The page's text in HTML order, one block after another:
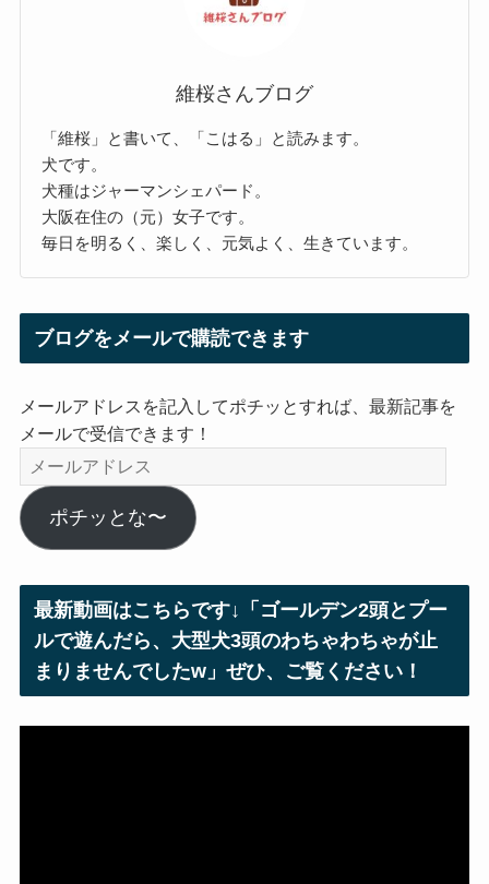
維桜さんブログ
「維桜」と書いて、「こはる」と読みます。
犬です。
犬種はジャーマンシェパード。
大阪在住の（元）女子です。
毎日を明るく、楽しく、元気よく、生きています。
ブログをメールで購読できます
メールアドレスを記入してポチッとすれば、最新記事を
メールで受信できます！
メ
ー
ル
ア
ス
ポチッとな〜
最新動画はこちらです↓「ゴールデン2頭とプー
ルで遊んだら、大型犬3頭のわちゃわちゃが止
まりませんでしたw」ぜひ、ご覧ください！